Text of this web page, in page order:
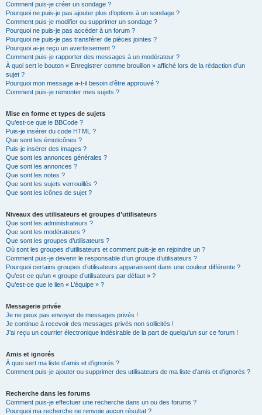
Comment puis-je créer un sondage ?
Pourquoi ne puis-je pas ajouter plus d’options à un sondage ?
Comment puis-je modifier ou supprimer un sondage ?
Pourquoi ne puis-je pas accéder à un forum ?
Pourquoi ne puis-je pas transférer de pièces jointes ?
Pourquoi ai-je reçu un avertissement ?
Comment puis-je rapporter des messages à un modérateur ?
À quoi sert le bouton « Enregistrer comme brouillon » affiché lors de la rédaction d’un
sujet ?
Pourquoi mon message a-t-il besoin d’être approuvé ?
Comment puis-je remonter mes sujets ?
Mise en forme et types de sujets
Qu’est-ce que le BBCode ?
Puis-je insérer du code HTML ?
Que sont les émoticônes ?
Puis-je insérer des images ?
Que sont les annonces générales ?
Que sont les annonces ?
Que sont les notes ?
Que sont les sujets verrouillés ?
Que sont les icônes de sujet ?
Niveaux des utilisateurs et groupes d’utilisateurs
Que sont les administrateurs ?
Que sont les modérateurs ?
Que sont les groupes d’utilisateurs ?
Où sont les groupes d’utilisateurs et comment puis-je en rejoindre un ?
Comment puis-je devenir le responsable d’un groupe d’utilisateurs ?
Pourquoi certains groupes d’utilisateurs apparaissent dans une couleur différente ?
Qu’est-ce qu’un « groupe d’utilisateurs par défaut » ?
Qu’est-ce que le lien « L’équipe » ?
Messagerie privée
Je ne peux pas envoyer de messages privés !
Je continue à recevoir des messages privés non sollicités !
J’ai reçu un courrier électronique indésirable de la part de quelqu’un sur ce forum !
Amis et ignorés
À quoi sert ma liste d’amis et d’ignorés ?
Comment puis-je ajouter ou supprimer des utilisateurs de ma liste d’amis et d’ignorés ?
Recherche dans les forums
Comment puis-je effectuer une recherche dans un ou des forums ?
Pourquoi ma recherche ne renvoie aucun résultat ?